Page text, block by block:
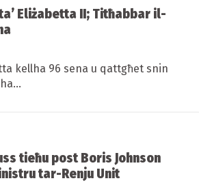
Eliżabetta II; Titħabbar il-
kellha 96 sena u qattgħet snin
tieħu post Boris Johnson
tar-Renju Unit